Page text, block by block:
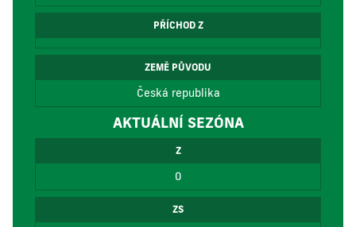
PŘÍCHOD Z
ZEMĚ PŮVODU
Česká republika
AKTUÁLNÍ SEZÓNA
Z
0
ZS